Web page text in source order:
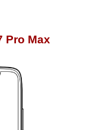
Pro Max